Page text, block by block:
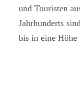
und Touristen
Jahrhunderts
bis in eine